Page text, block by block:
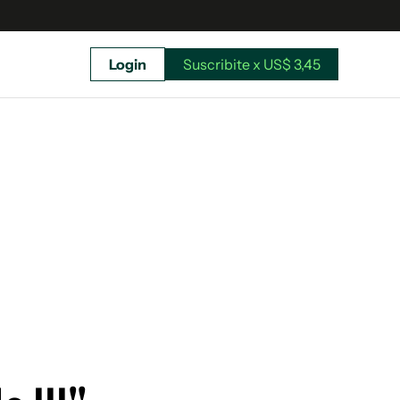
Login Suscribite x US$ 3,45